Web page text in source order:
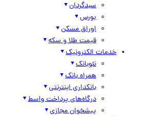
سبدگردان
بورس
اوراق مسکن
قیمت طلا و سکه
خدمات الکترونیک
نئوبانک
همراه بانک
بانکداری اینترنتی
درگاه‌های پرداخت واسط
پیشخوان مجازی